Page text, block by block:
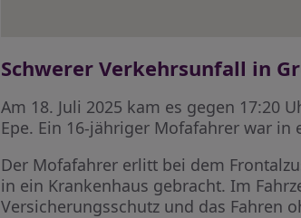
Schwerer Verkehrsunfall in
Am 18. Juli 2025 kam es gegen 17:20
Epe. Ein 16-jähriger Mofafahrer war
Der Mofafahrer erlitt bei dem
in ein Krankenhaus gebracht. Im
Versicherungsschutz und das Fahren